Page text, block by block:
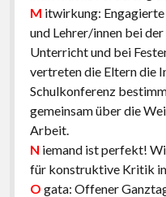
M itwirkung:
und Lehrer/innen bei
Unterricht und bei
vertreten die Eltern die
Schulkonferenz
gemeinsam über die
Arbeit.
N iemand ist perfekt!
für konstruktive Kritik
O gata: Offener